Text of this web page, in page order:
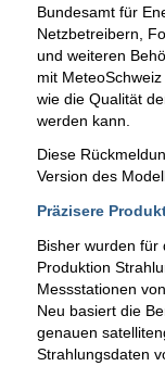
Bundesamt für
Netzbetreibern,
und weiteren
mit
wie die Qualität
werden kann.
Diese
Version des
Präzisere
Bisher wurden für
Produktion
Messstationen
Neu basiert die
genauen
Strahlungsdaten